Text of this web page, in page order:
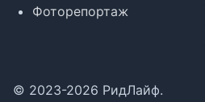
Фоторепортаж
© 2023-2026 РидЛайф.